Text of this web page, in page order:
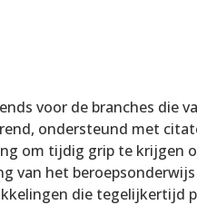
voor de branches die
ondersteund met
om tijdig grip te krijgen
van het
die tegelijkertijd